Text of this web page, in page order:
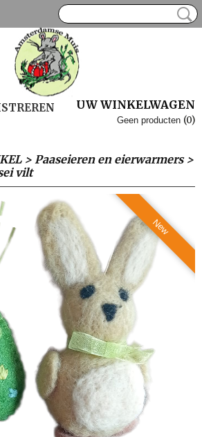
UW WINKELWAGEN
Geen producten (0)
> Paaseieren en eierwarmers>
vilt
New